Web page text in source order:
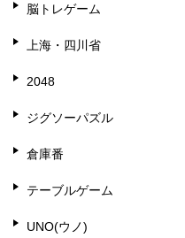
脳トレゲーム
上海・四川省
2048
ジグソーパズル
倉庫番
テーブルゲーム
UNO(ウノ)